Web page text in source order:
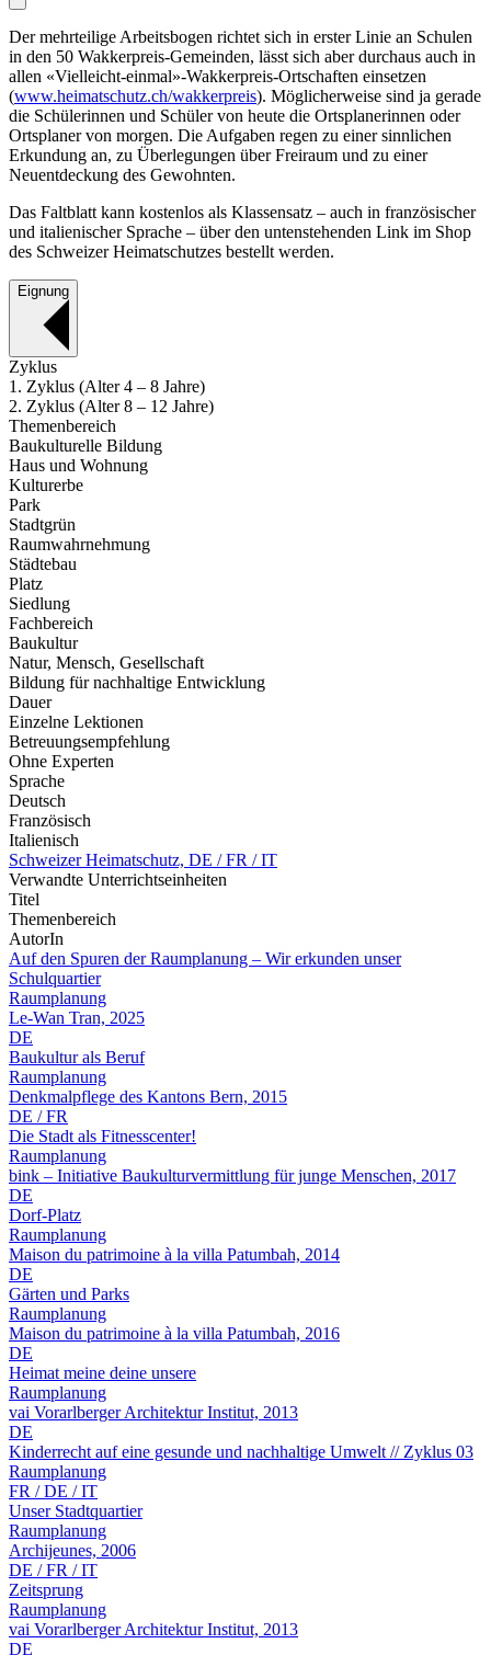
Der mehrteilige Arbeitsbogen richtet sich in erster Linie an Schulen
in den 50 Wakkerpreis-Gemeinden, lässt sich aber durchaus auch in
allen «Vielleicht-einmal»-Wakkerpreis-Ortschaften einsetzen
(www.heimatschutz.ch/wakkerpreis). Möglicherweise sind ja gerade
die Schülerinnen und Schüler von heute die Ortsplanerinnen oder
Ortsplaner von morgen. Die Aufgaben regen zu einer sinnlichen
Erkundung an, zu Überlegungen über Freiraum und zu einer
Neuentdeckung des Gewohnten.
Das Faltblatt kann kostenlos als Klassensatz – auch in französischer
und italienischer Sprache – über den untenstehenden Link im Shop
des Schweizer Heimatschutzes bestellt werden.
Eignung
Zyklus
1. Zyklus (Alter 4 – 8 Jahre)
2. Zyklus (Alter 8 – 12 Jahre)
Themenbereich
Baukulturelle Bildung
Haus und Wohnung
Kulturerbe
Park
Stadtgrün
Raumwahrnehmung
Städtebau
Platz
Siedlung
Fachbereich
Baukultur
Natur, Mensch, Gesellschaft
Bildung für nachhaltige Entwicklung
Dauer
Einzelne Lektionen
Betreuungsempfehlung
Ohne Experten
Sprache
Deutsch
Französisch
Italienisch
Schweizer Heimatschutz, DE / FR / IT
Verwandte Unterrichtseinheiten
Titel
Themenbereich
AutorIn
Auf den Spuren der Raumplanung – Wir erkunden unser
Schulquartier
Raumplanung
Le-Wan Tran, 2025
DE
Baukultur als Beruf
Raumplanung
Denkmalpflege des Kantons Bern, 2015
DE / FR
Die Stadt als Fitnesscenter!
Raumplanung
bink – Initiative Baukulturvermittlung für junge Menschen, 2017
DE
Dorf-Platz
Raumplanung
Maison du patrimoine à la villa Patumbah, 2014
DE
Gärten und Parks
Raumplanung
Maison du patrimoine à la villa Patumbah, 2016
DE
Heimat meine deine unsere
Raumplanung
vai Vorarlberger Architektur Institut, 2013
DE
Kinderrecht auf eine gesunde und nachhaltige Umwelt // Zyklus 03
Raumplanung
FR / DE / IT
Unser Stadtquartier
Raumplanung
Archijeunes, 2006
DE / FR / IT
Zeitsprung
Raumplanung
vai Vorarlberger Architektur Institut, 2013
DE